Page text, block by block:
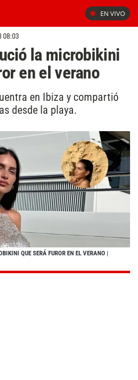
EN VIVO
08:03
la microbikini
en el verano
en Ibiza y compartió
desde la playa.
QUE SERÁ FUROR EN EL VERANO |